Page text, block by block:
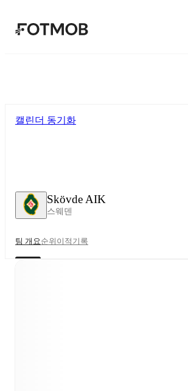
본문으로 건너뛰기
Skövde AIK
스웨덴
캘린더 동기화
팀 개요순위 이적 기록